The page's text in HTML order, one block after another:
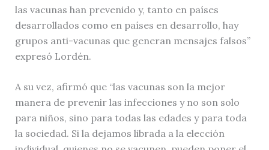
las vacunas han prevenido y, tanto en países
desarrollados como en países en desarrollo, hay
grupos anti-vacunas que generan mensajes falsos”
expresó Lordén.
A su vez, afirmó que “las vacunas son la mejor
manera de prevenir las infecciones y no son solo
para niños, sino para todas las edades y para toda
la sociedad. Si la dejamos librada a la elección